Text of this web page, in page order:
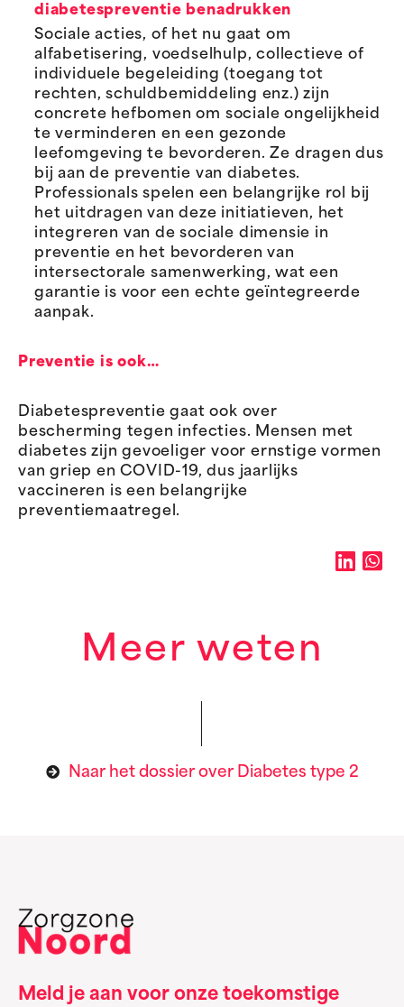
diabetespreventie benadrukken
Sociale acties, of het nu gaat om
alfabetisering, voedselhulp, collectieve of
individuele begeleiding (toegang tot
rechten, schuldbemiddeling enz.) zijn
concrete hefbomen om sociale ongelijkheid
te verminderen en een gezonde
leefomgeving te bevorderen. Ze dragen dus
bij aan de preventie van diabetes.
Professionals spelen een belangrijke rol bij
het uitdragen van deze initiatieven, het
integreren van de sociale dimensie in
preventie en het bevorderen van
intersectorale samenwerking, wat een
garantie is voor een echte geïntegreerde
aanpak.
Preventie is ook…
Diabetespreventie gaat ook over
bescherming tegen infecties. Mensen met
diabetes zijn gevoeliger voor ernstige vormen
van griep en COVID-19, dus jaarlijks
vaccineren is een belangrijke
preventiemaatregel.
Meer weten
Naar het dossier over Diabetes type 2
Meld je aan voor onze toekomstige